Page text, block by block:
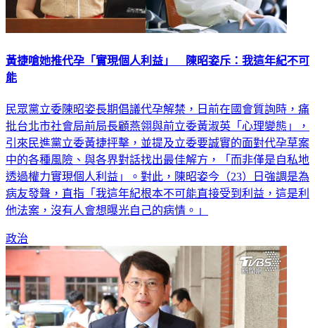
黃捷嗆她推代孕「實現個人利益」 陳昭姿斥：我這年紀不可
能
民眾黨立委陳昭姿長期倡議代孕解禁，日前在國會質詢時，痛
批台北市社會局前局長顧燕翎與前立委黃淑英「心理變態」，
引來民進黨立委黃捷抨擊，並提及立委要誠實的面對代孕草案
中的各種風險、與各界對話找出最佳解方，「而非僅是自私地
透過權力實現個人利益」。對此，陳昭姿今（23）日強調是為
病友發聲，直指「我這年紀根本不可能直接受到利益，這是利
他法案，沒有人會想曝光自己的病情。」
政治